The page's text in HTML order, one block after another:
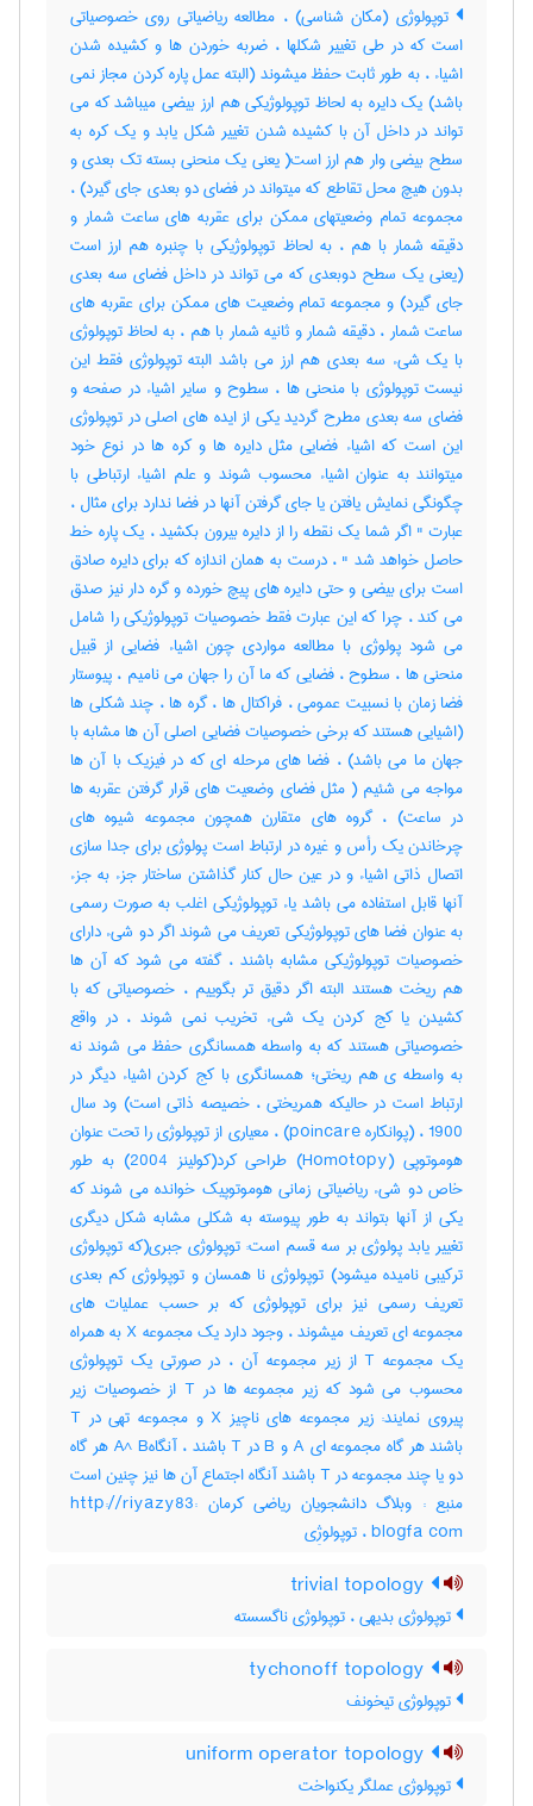
توپولوژی (مکان شناسی) ، مطالعه ریاضیاتی روی خصوصیاتی
است که در طی تغییر شکلها ، ضربه خوردن ها و کشیده شدن
اشیاء ، به طور ثابت حفظ میشوند (البته عمل پاره کردن مجاز نمی
باشد) یک دایره به لحاظ توپولوژیکی هم ارز بیضی میباشد که می
تواند در داخل آن با کشیده شدن تغییر شکل یابد و یک کره به
سطح بیضی وار هم ارز است( یعنی یک منحنی بسته تک بعدی و
بدون هیچ محل تقاطع که میتواند در فضای دو بعدی جای گیرد) ،
مجموعه تمام وضعیتهای ممکن برای عقربه های ساعت شمار و
دقیقه شمار با هم ، به لحاظ توپولوژیکی با چنبره هم ارز است
(یعنی یک سطح دوبعدی که می تواند در داخل فضای سه بعدی
جای گیرد) و مجموعه تمام وضعیت های ممکن برای عقربه های
ساعت شمار ، دقیقه شمار و ثانیه شمار با هم ، به لحاظ توپولوژی
با یک شیء سه بعدی هم ارز می باشد البته توپولوژی فقط این
نیست توپولوژی با منحنی ها ، سطوح و سایر اشیاء در صفحه و
فضای سه بعدی مطرح گردید یکی از ایده های اصلی در توپولوژی
این است که اشیاء فضایی مثل دایره ها و کره ها در نوع خود
میتوانند به عنوان اشیاء محسوب شوند و علم اشیاء ارتباطی با
چگونگی نمایش یافتن یا جای گرفتن آنها در فضا ندارد برای مثال ،
عبارت " اگر شما یک نقطه را از دایره بیرون بکشید ، یک پاره خط
حاصل خواهد شد " ، درست به همان اندازه که برای دایره صادق
است برای بیضی و حتی دایره های پیچ خورده و گره دار نیز صدق
می کند ، چرا که این عبارت فقط خصوصیات توپولوژیکی را شامل
می شود پولوژی با مطالعه مواردی چون اشیاء فضایی از قبیل
منحنی ها ، سطوح ، فضایی که ما آن را جهان می نامیم ، پیوستار
فضا زمان با نسبیت عمومی ، فراکتال ها ، گره ها ، چند شکلی ها
(اشیایی هستند که برخی خصوصیات فضایی اصلی آن ها مشابه با
جهان ما می باشد) ، فضا های مرحله ای که در فیزیک با آن ها
مواجه می شئیم ( مثل فضای وضعیت های قرار گرفتن عقربه ها
در ساعت) ، گروه های متقارن همچون مجموعه شیوه های
چرخاندن یک رأس و غیره در ارتباط است پولوژی برای جدا سازی
اتصال ذاتی اشیاء و در عین حال کنار گذاشتن ساختار جزء به جزء
آنها قابل استفاده می باشد یاء توپولوژیکی اغلب به صورت رسمی
به عنوان فضا های توپولوژیکی تعریف می شوند اگر دو شیء دارای
خصوصیات توپولوژیکی مشابه باشند ، گفته می شود که آن ها
هم ریخت هستند البته اگر دقیق تر بگوییم ، خصوصیاتی که با
کشیدن یا کج کردن یک شیء تخریب نمی شوند ، در واقع
خصوصیاتی هستند که به واسطه همسانگری حفظ می شوند نه
به واسطه ی هم ریختی؛ همسانگری با کج کردن اشیاء دیگر در
ارتباط است در حالیکه همریختی ، خصیصه ذاتی است) ود سال
1900 ، (پوانکاره poincare) ، معیاری از توپولوژی را تحت عنوان
هوموتوپی (Homotopy) طراحی کرد(کولینز 2004) به طور
خاص دو شیء ریاضیاتی زمانی هوموتوپیک خوانده می شوند که
یکی از آنها بتواند به طور پیوسته به شکلی مشابه شکل دیگری
تغییر یابد پولوژی بر سه قسم است: توپولوژی جبری(که توپولوژی
ترکیبی نامیده میشود) توپولوژی نا همسان و توپولوژی کم بعدی
تعریف رسمی نیز برای توپولوژی که بر حسب عملیات های
مجموعه ای تعریف میشوند ، وجود دارد یک مجموعه X به همراه
یک مجموعه T از زیر مجموعه آن ، در صورتی یک توپولوژی
محسوب می شود که زیر مجموعه ها در T از خصوصیات زیر
پیروی نمایند: زیر مجموعه های ناچیز X و مجموعه تهی در T
باشند هر گاه مجموعه ای A و B در T باشند ، آنگاهA^ B هر گاه
دو یا چند مجموعه در T باشند آنگاه اجتماع آن ها نیز چنین است
منبع : وبلاگ دانشجویان ریاضی کرمان :http://riyazy83
blogfa com ، توپولوژِی
توپولوژی بدیهی ، توپولوژی ناگسسته
توپولوژی تیخونف
توپولوژی عملگر یکنواخت